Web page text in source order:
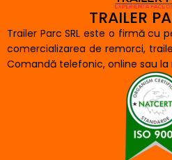
TRAILER
Trailer Parc SRL este o firmă cu
comercializarea de remorci,
Comandă telefonic, online sau la